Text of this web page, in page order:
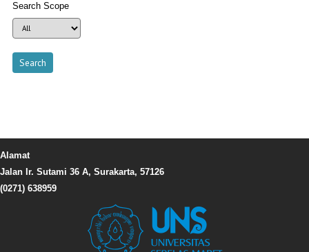
Search Scope
Alamat
Jalan Ir. Sutami 36 A, Surakarta, 57126
(0271) 638959